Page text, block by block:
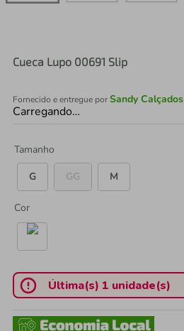
Cueca Lupo 00691 Slip
Fornecido e entregue porSandy Calçados
Carregando…
Tamanho
G
GG M
Cor
Última(s) 1 unidade(s)